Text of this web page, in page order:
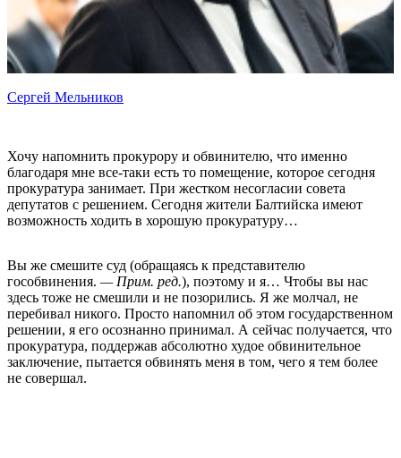
Сергей Мельников
Хочу напомнить прокурору и обвинителю, что именно
благодаря мне все-таки есть то помещение, которое сегодня
прокуратура занимает. При жестком несогласии совета
депутатов с решением. Сегодня жители Балтийска имеют
возможность ходить в хорошую прокуратуру…
Вы же смешите суд (обращаясь к представителю
гособвинения. — Прим. ред.), поэтому и я… Чтобы вы нас
здесь тоже не смешили и не позорились. Я же молчал, не
перебивал никого. Просто напомнил об этом государственном
решении, я его осознанно принимал. А сейчас получается, что
прокуратура, поддержав абсолютно худое обвинительное
заключение, пытается обвинять меня в том, чего я тем более
не совершал.